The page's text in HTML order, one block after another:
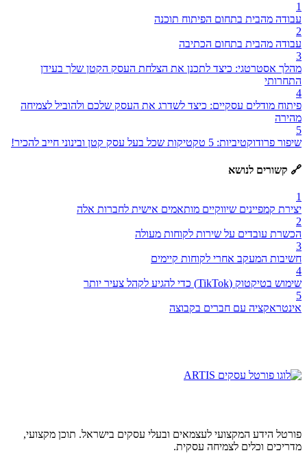
1
עבודה מהבית בתחום הפיתוח תוכנה
2
עבודה מהבית בתחום הכתיבה
3
מהלך אסטרטגי: כיצד לתכנן את הצלחת העסק הקטן שלך בעידן
התחרותי
4
פיתוח מודלים עסקיים: כיצד לשדרג את העסק שלכם ולהוביל לצמיחה
מהירה
5
שיפור פרודוקטיביות: 5 טקטיקות שכל בעל עסק קטן ובינוני חייב להכיר!
🔗 קשורים לנושא
1
יצירת קמפיינים שיווקיים מותאמים אישית לחברות אלה
2
הכשרת עובדים על שירות לקוחות מעולה
3
חשיבות המעקב אחרי לקוחות קיימים
4
שימוש בטיקטוק (TikTok) כדי להגיע לקהל צעיר יותר
5
אינטראקציה עם חברים בקבוצה
פורטל הידע המקצועי לעצמאים ובעלי עסקים בישראל. תוכן מקצועי,
מדריכים וכלים לצמיחה עסקית.